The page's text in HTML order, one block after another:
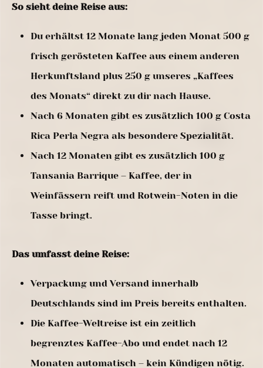
So sieht deine Reise aus:
Du erhältst 12 Monate lang jeden Monat 500 g
frisch gerösteten Kaffee aus einem anderen
Herkunftsland plus 250 g unseres „Kaffees
des Monats“ direkt zu dir nach Hause.
Nach 6 Monaten gibt es zusätzlich 100 g Costa
Rica Perla Negra als besondere Spezialität.
Nach 12 Monaten gibt es zusätzlich 100 g
Tansania Barrique – Kaffee, der in
Weinfässern reift und Rotwein-Noten in die
Tasse bringt.
Das umfasst deine Reise:
Verpackung und Versand innerhalb
Deutschlands sind im Preis bereits enthalten.
Die Kaffee-Weltreise ist ein zeitlich
begrenztes Kaffee-Abo und endet nach 12
Monaten automatisch – kein Kündigen nötig.